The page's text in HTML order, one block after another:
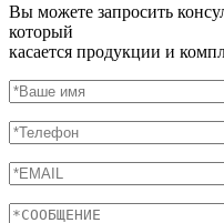
Вы можете запросить
который
касается продукции и